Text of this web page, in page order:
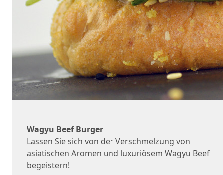
Wagyu Beef Burger
Lassen Sie sich von der Verschmelzung von
asiatischen Aromen und luxuriösem Wagyu Beef
begeistern!